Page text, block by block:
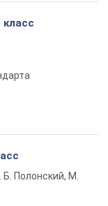
класс
Б. Полонский, М.